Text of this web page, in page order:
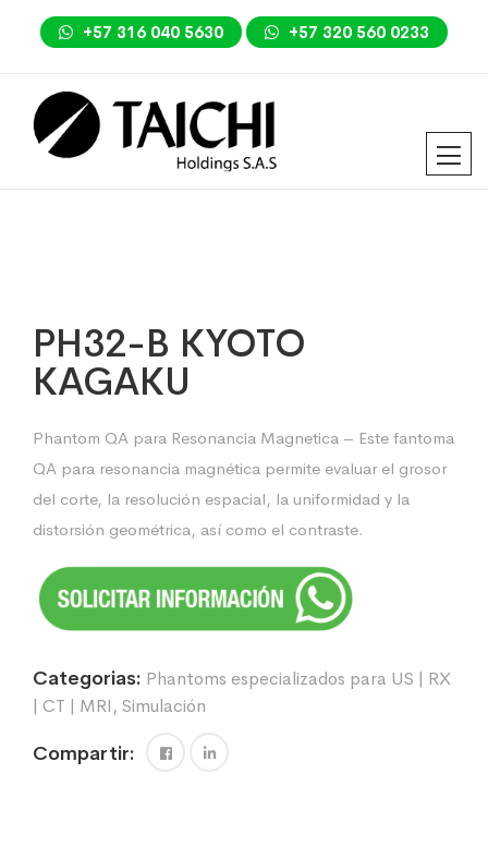
+57 316 040 5630 +57 320 560 0233
PH32-B KYOTO
KAGAKU
Phantom QA para Resonancia Magnetica – Este fantoma
QA para resonancia magnética permite evaluar el grosor
del corte, la resolución espacial, la uniformidad y la
distorsión geométrica, así como el contraste.
Categorias: Phantoms especializados para US | RX
| CT | MRI, Simulación
Compartir: